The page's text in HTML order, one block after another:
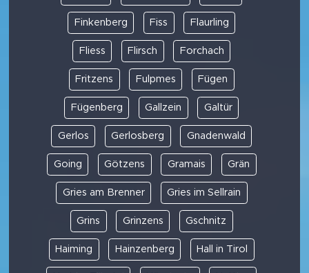
Finkenberg Fiss Flaurling
Fliess Flirsch Forchach
Fritzens Fulpmes Fügen
Fügenberg Gallzein Galtür
Gerlos Gerlosberg Gnadenwald
Going Götzens Gramais Grän
Gries am Brenner Gries im Sellrain
Grins Grinzens Gschnitz
Haiming Hainzenberg Hall in Tirol